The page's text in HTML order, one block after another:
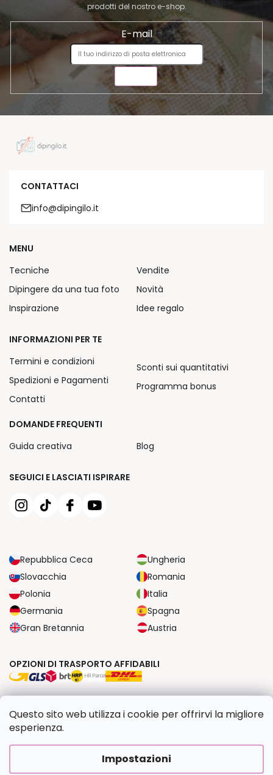
Questo sito web utilizza i cookie per offrirvi la migliore
esperienza.
Impostazioni
prodotti del nostro e-shop.
E-mail
CONTATTACI
info@dipingilo.it
SEGUICI E LASCIATI ISPIRARE
Repubblica Ceca
Ungheria
Slovacchia
Romania
Polonia
Italia
Germania
Spagna
Gran Bretannia
Austria
MENU
Tecniche
Dipingere da una tua foto
Inspirazione
Vendite
Novità
Idee regalo
INFORMAZIONI PER TE
Termini e condizioni
Spedizioni e Pagamenti
Contatti
Sconti sui quantitativi
Programma bonus
DOMANDE FREQUENTI
Guida creativa
Blog
OPZIONI DI TRASPORTO AFFIDABILI
Creato da Shoptet Premium|UpraviloFV STUDIO
Copyright 2026Dipingilo.it. Tutti i diritti riservati.